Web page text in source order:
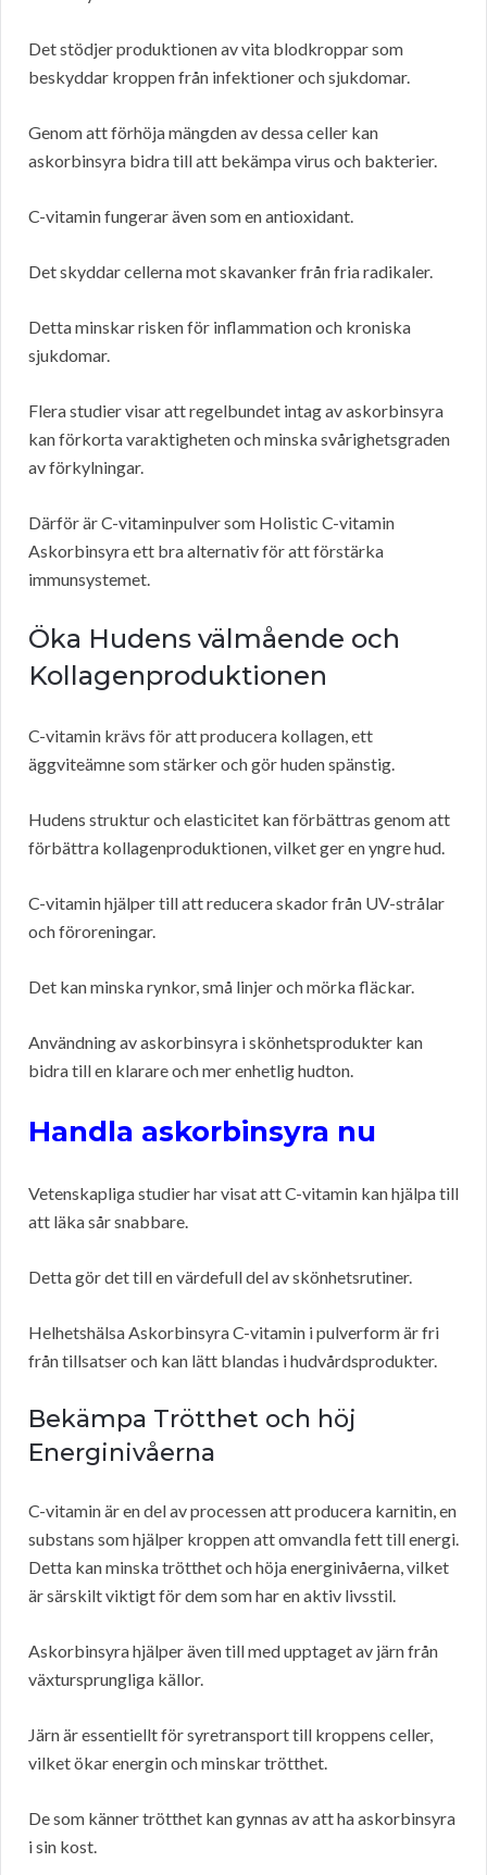
Det stödjer produktionen av vita blodkroppar som
beskyddar kroppen från infektioner och sjukdomar.
Genom att förhöja mängden av dessa celler kan
askorbinsyra bidra till att bekämpa virus och bakterier.
C-vitamin fungerar även som en antioxidant.
Det skyddar cellerna mot skavanker från fria radikaler.
Detta minskar risken för inflammation och kroniska
sjukdomar.
Flera studier visar att regelbundet intag av askorbinsyra
kan förkorta varaktigheten och minska svårighetsgraden
av förkylningar.
Därför är C-vitaminpulver som Holistic C-vitamin
Askorbinsyra ett bra alternativ för att förstärka
immunsystemet.
Öka Hudens välmående och
Kollagenproduktionen
C-vitamin krävs för att producera kollagen, ett
äggviteämne som stärker och gör huden spänstig.
Hudens struktur och elasticitet kan förbättras genom att
förbättra kollagenproduktionen, vilket ger en yngre hud.
C-vitamin hjälper till att reducera skador från UV-strålar
och föroreningar.
Det kan minska rynkor, små linjer och mörka fläckar.
Användning av askorbinsyra i skönhetsprodukter kan
bidra till en klarare och mer enhetlig hudton.
Handla askorbinsyra nu
Vetenskapliga studier har visat att C-vitamin kan hjälpa till
att läka sår snabbare.
Detta gör det till en värdefull del av skönhetsrutiner.
Helhetshälsa Askorbinsyra C-vitamin i pulverform är fri
från tillsatser och kan lätt blandas i hudvårdsprodukter.
Bekämpa Trötthet och höj
Energinivåerna
C-vitamin är en del av processen att producera karnitin, en
substans som hjälper kroppen att omvandla fett till energi.
Detta kan minska trötthet och höja energinivåerna, vilket
är särskilt viktigt för dem som har en aktiv livsstil.
Askorbinsyra hjälper även till med upptaget av järn från
växtursprungliga källor.
Järn är essentiellt för syretransport till kroppens celler,
vilket ökar energin och minskar trötthet.
De som känner trötthet kan gynnas av att ha askorbinsyra
i sin kost.